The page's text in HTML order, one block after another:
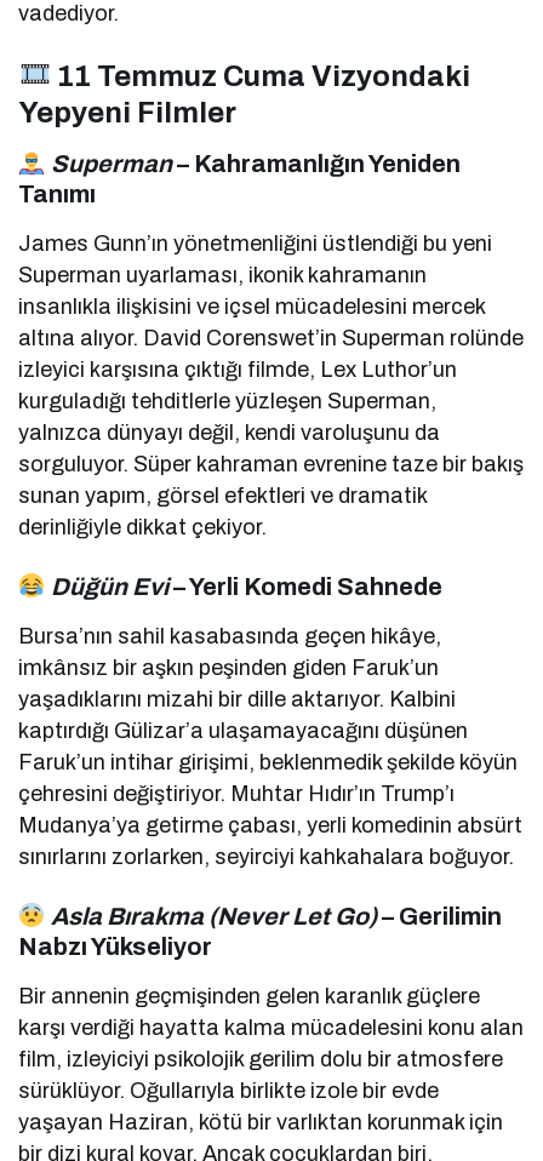
vadediyor.
11 Temmuz Cuma Vizyondaki
Yepyeni Filmler
Superman– Kahramanlığın Yeniden
Tanımı
James Gunn’ın yönetmenliğini üstlendiği bu yeni
Superman uyarlaması, ikonik kahramanın
insanlıkla ilişkisini ve içsel mücadelesini mercek
altına alıyor. David Corenswet’in Superman rolünde
izleyici karşısına çıktığı filmde, Lex Luthor’un
kurguladığı tehditlerle yüzleşen Superman,
yalnızca dünyayı değil, kendi varoluşunu da
sorguluyor. Süper kahraman evrenine taze bir bakış
sunan yapım, görsel efektleri ve dramatik
derinliğiyle dikkat çekiyor.
Düğün Evi– Yerli Komedi Sahnede
Bursa’nın sahil kasabasında geçen hikâye,
imkânsız bir aşkın peşinden giden Faruk’un
yaşadıklarını mizahi bir dille aktarıyor. Kalbini
kaptırdığı Gülizar’a ulaşamayacağını düşünen
Faruk’un intihar girişimi, beklenmedik şekilde köyün
çehresini değiştiriyor. Muhtar Hıdır’ın Trump’ı
Mudanya’ya getirme çabası, yerli komedinin absürt
sınırlarını zorlarken, seyirciyi kahkahalara boğuyor.
Asla Bırakma (Never Let Go)– Gerilimin
Nabzı Yükseliyor
Bir annenin geçmişinden gelen karanlık güçlere
karşı verdiği hayatta kalma mücadelesini konu alan
film, izleyiciyi psikolojik gerilim dolu bir atmosfere
sürüklüyor. Oğullarıyla birlikte izole bir evde
yaşayan Haziran, kötü bir varlıktan korunmak için
bir dizi kural koyar. Ancak çocuklardan biri,